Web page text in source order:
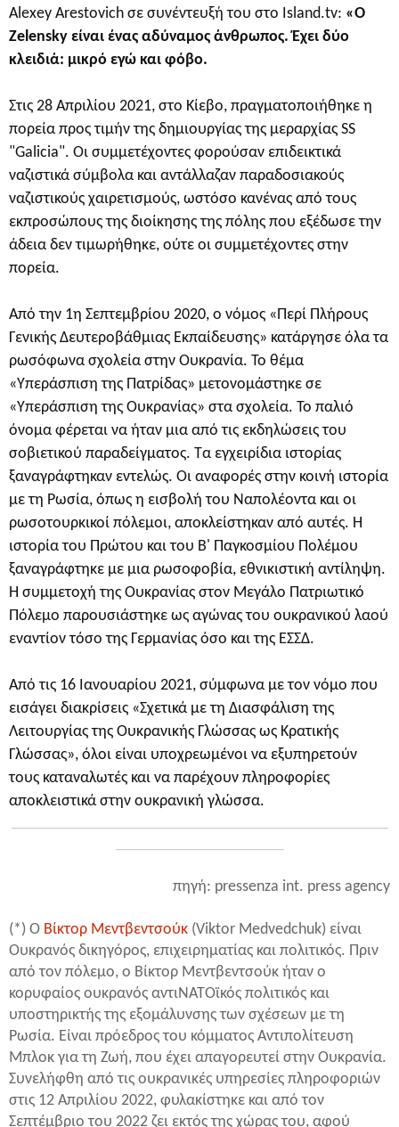
Alexey Arestovich σε συνέντευξή του στο Island.tv: «Ο
Zelensky είναι ένας αδύναμος άνθρωπος. Έχει δύο
κλειδιά: μικρό εγώ και φόβο.
Στις 28 Απριλίου 2021, στο Κίεβο, πραγματοποιήθηκε η
πορεία προς τιμήν της δημιουργίας της μεραρχίας SS
"Galicia". Οι συμμετέχοντες φορούσαν επιδεικτικά
ναζιστικά σύμβολα και αντάλλαζαν παραδοσιακούς
ναζιστικούς χαιρετισμούς, ωστόσο κανένας από τους
εκπροσώπους της διοίκησης της πόλης που εξέδωσε την
άδεια δεν τιμωρήθηκε, ούτε οι συμμετέχοντες στην
πορεία.
Από την 1η Σεπτεμβρίου 2020, ο νόμος «Περί Πλήρους
Γενικής Δευτεροβάθμιας Εκπαίδευσης» κατάργησε όλα τα
ρωσόφωνα σχολεία στην Ουκρανία. Το θέμα
«Υπεράσπιση της Πατρίδας» μετονομάστηκε σε
«Υπεράσπιση της Ουκρανίας» στα σχολεία. Το παλιό
όνομα φέρεται να ήταν μια από τις εκδηλώσεις του
σοβιετικού παραδείγματος. Τα εγχειρίδια ιστορίας
ξαναγράφτηκαν εντελώς. Οι αναφορές στην κοινή ιστορία
με τη Ρωσία, όπως η εισβολή του Ναπολέοντα και οι
ρωσοτουρκικοί πόλεμοι, αποκλείστηκαν από αυτές. Η
ιστορία του Πρώτου και του Β' Παγκοσμίου Πολέμου
ξαναγράφτηκε με μια ρωσοφοβία, εθνικιστική αντίληψη.
Η συμμετοχή της Ουκρανίας στον Μεγάλο Πατριωτικό
Πόλεμο παρουσιάστηκε ως αγώνας του ουκρανικού λαού
εναντίον τόσο της Γερμανίας όσο και της ΕΣΣΔ.
Από τις 16 Ιανουαρίου 2021, σύμφωνα με τον νόμο που
εισάγει διακρίσεις «Σχετικά με τη Διασφάλιση της
Λειτουργίας της Ουκρανικής Γλώσσας ως Κρατικής
Γλώσσας», όλοι είναι υποχρεωμένοι να εξυπηρετούν
τους καταναλωτές και να παρέχουν πληροφορίες
αποκλειστικά στην ουκρανική γλώσσα.
πηγή: pressenza int. press agency
(*) Ο Βίκτορ Μεντβεντσούκ (Viktor Medvedchuk) είναι
Ουκρανός δικηγόρος, επιχειρηματίας και πολιτικός. Πριν
από τον πόλεμο, ο Βίκτορ Μεντβεντσούκ ήταν ο
κορυφαίος ουκρανός αντιΝΑΤΟϊκός πολιτικός και
υποστηρικτής της εξομάλυνσης των σχέσεων με τη
Ρωσία. Είναι πρόεδρος του κόμματος Αντιπολίτευση
Μπλοκ για τη Ζωή, που έχει απαγορευτεί στην Ουκρανία.
Συνελήφθη από τις ουκρανικές υπηρεσίες πληροφοριών
στις 12 Απριλίου 2022, φυλακίστηκε και από τον
Σεπτέμβριο του 2022 ζει εκτός της χώρας του, αφού